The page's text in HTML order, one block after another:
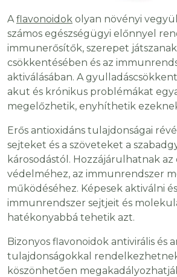
Aflavonoidok olyan növényi
számos egészségügyi előnnyel
immunerősítők, szerepet
csökkentésében és az
aktiválásában. A
akut és krónikus problémákat
megelőzhetik, enyhíthetik
Erős antioxidáns tulajdonságai
sejteket és a szöveteket a
károsodástól. Hozzájárulhatnak az
védelméhez, az immunrendszer
működéséhez. Képesek aktiválni
immunrendszer sejtjeit és
hatékonyabbá tehetik azt.
Bizonyos flavonoidok antivirális és
tulajdonságokkal
köszönhetően